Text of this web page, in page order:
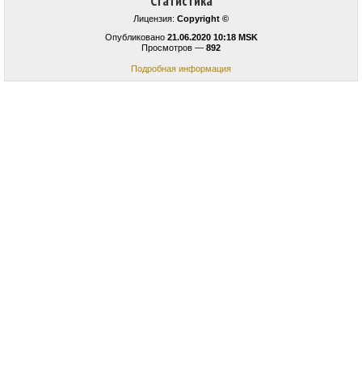
Лицензия: Copyright ©
Опубликовано 21.06.2020 10:18 MSK
Просмотров — 892
Подробная информация